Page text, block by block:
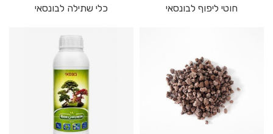
חוטי ליפוף לבונסאי כלי שתילה לבונסאי